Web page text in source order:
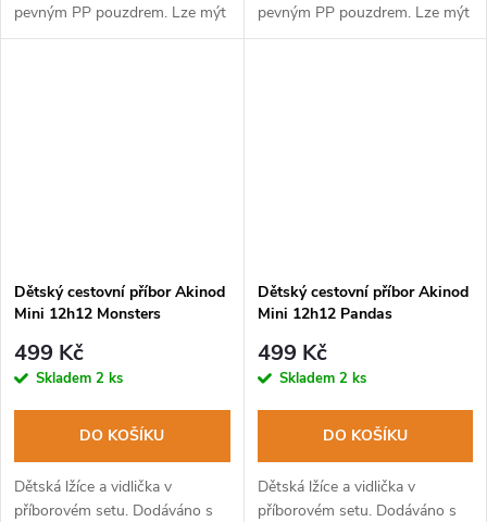
pevným PP pouzdrem. Lze mýt
v myčce na nádobí.
pevným PP pouzdrem. Lze mýt
v myčce na nádobí.
Dětský cestovní příbor Akinod
Mini 12h12 Monsters
499 Kč
Skladem 2 ks
DO KOŠÍKU
Dětská lžíce a vidlička v
příborovém setu. Dodáváno s
Dětský cestovní příbor Akinod
Mini 12h12 Pandas
499 Kč
Skladem 2 ks
DO KOŠÍKU
Dětská lžíce a vidlička v
příborovém setu. Dodáváno s